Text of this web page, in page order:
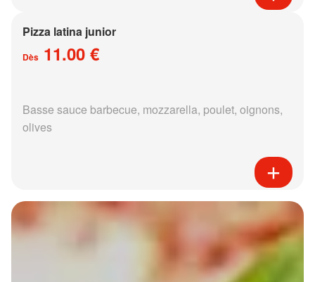
Pizza latina junior
Dès 11.00 €
Basse sauce barbecue, mozzarella, poulet, oignons,
olives